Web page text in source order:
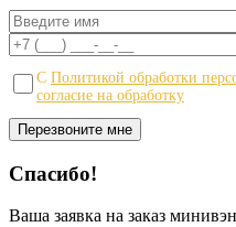
С Политикой обработки
согласие на обработку
Спасибо!
Ваша заявка на заказ